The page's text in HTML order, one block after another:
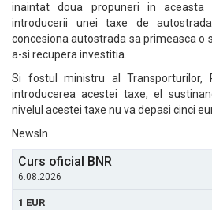
inaintat doua propuneri in aceasta
introducerii unei taxe de
concesiona autostrada sa primeasca o
a-si recupera investitia.
Si fostul ministru al Transporturilor,
introducerea acestei taxe, el
nivelul acestei taxe nu va depasi cinci
NewsIn
Curs oficial BNR
6.08.2026
1 EUR